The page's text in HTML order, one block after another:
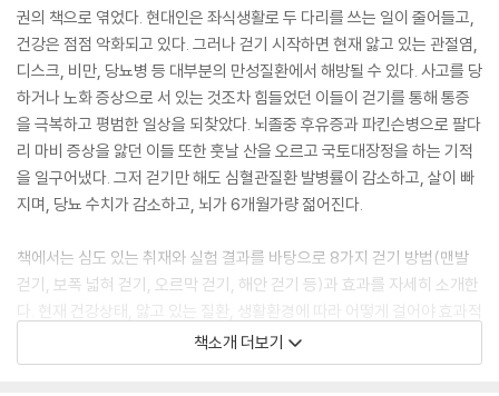
권의 책으로 엮었다. 현대인은 좌식생활로 두 다리를 쓰는 일이 줄어들고,
건강은 점점 악화되고 있다. 그러나 걷기 시작하면 현재 앓고 있는 관절염,
디스크, 비만, 당뇨병 등 대부분의 만성질환에서 해방될 수 있다. 사고를 당
하거나 노화 증상으로 서 있는 것조차 힘들었던 이들이 걷기를 통해 통증
을 극복하고 평범한 일상을 되찾았다. 뇌졸중 후유증과 파킨슨병으로 팔다
리 마비 증상을 앓던 이들 또한 훗날 산을 오르고 국토대장정을 하는 기적
을 일구어냈다. 그저 걷기만 해도 심혈관질환 발병률이 감소하고, 살이 빠
지며, 당뇨 수치가 감소하고, 뇌가 6개월가량 젊어진다.
책에서는 심도 있는 취재와 실험 결과를 바탕으로 8가지 걷기 방법(맨발
걷기, 보폭 넓혀 걷기, 오르막 걷기, 해안 걷기 등)과 효과를 자세히 소개한
다. 현재 건강상태, 앓고 있는 질환, 생활환경에 따라 어떻게 걸어야 효과적
인지 구체적인 가이드를 제시한다. 더불어 걷기를 통해 삶이 바뀐 사람들
의 사례를 이야기로 엮어 동기를 부여하고 희망을 선사한다. 누구나 바로
책소개 더보기